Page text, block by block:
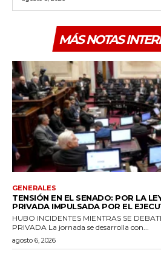
MÁS NOTAS
GENERALES
TENSIÓN EN EL SENADO: POR LA
PRIVADA IMPULSADA POR EL
HUBO INCIDENTES MIENTRAS SE
PRIVADA La jornada se desarrolla con...
agosto 6, 2026